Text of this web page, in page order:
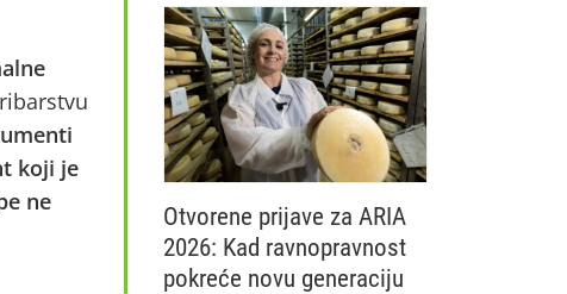
koji je
ne
Otvorene prijave za ARIA
2026: Kad ravnopravnost
pokreće novu generaciju